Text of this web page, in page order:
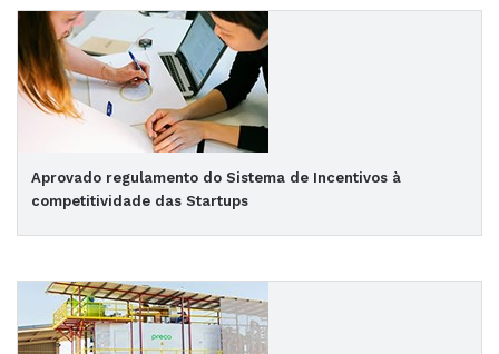
Aprovado regulamento do Sistema de Incentivos à
competitividade das Startups